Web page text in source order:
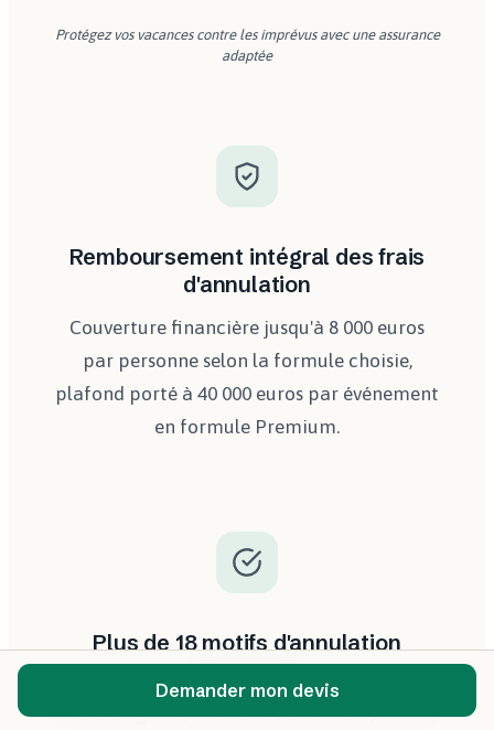
Protégez vos vacances contre les imprévus avec une assurance
adaptée
Remboursement intégral des frais
d'annulation
Couverture financière jusqu'à 8 000 euros
par personne selon la formule choisie,
plafond porté à 40 000 euros par événement
en formule Premium.
Plus de 18 motifs d'annulation
reconnus
Maladie grave, accident, décès d'un proche,
Demander mon devis